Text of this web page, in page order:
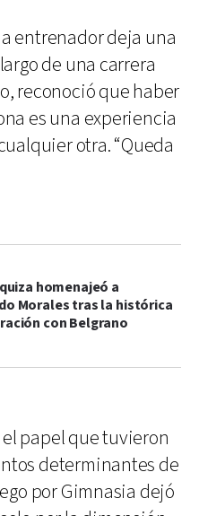
entrenador deja una
de una carrera
reconoció que haber
es una experiencia
otra. “Queda
homenajeó a
Morales tras la histórica
con Belgrano
papel que tuvieron
determinantes de
por Gimnasia dejó